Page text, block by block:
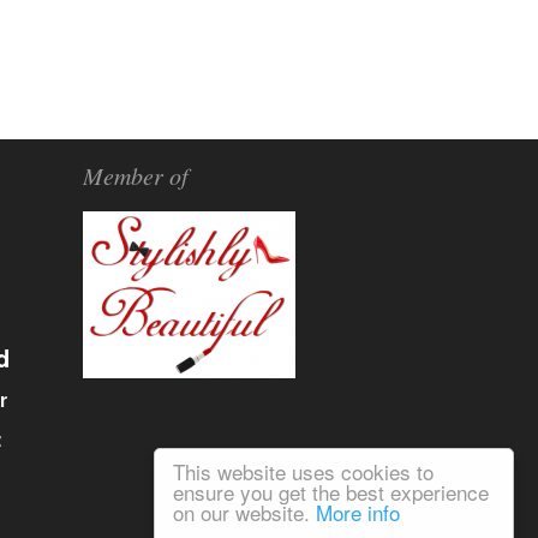
This website uses cookies to
ensure you get the best experience
on our website. More info
Member of